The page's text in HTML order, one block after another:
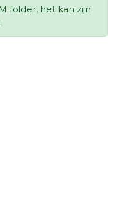
folder, het kan zijn